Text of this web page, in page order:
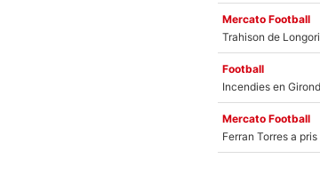
Mercato Football
Football
Mercato Football